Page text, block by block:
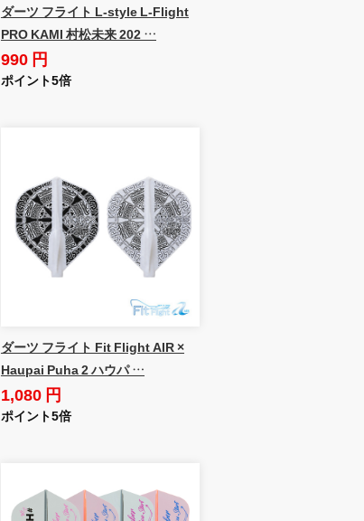
ダーツ フライト L-style L-Flight
PRO KAMI 村松未来 202 …
990 円
ポイント5倍
ダーツ フライト Fit Flight AIR ×
Haupai Puha 2 ハウパ …
1,080 円
ポイント5倍